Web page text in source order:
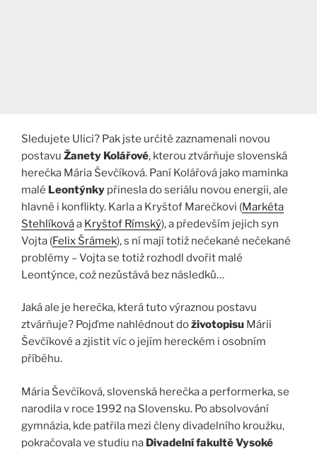
Sledujete Ulici? Pak jste určitě zaznamenali novou
postavu Žanety Kolářové, kterou ztvárňuje slovenská
herečka Mária Ševčíková. Paní Kolářová jako maminka
malé Leontýnky přinesla do seriálu novou energii, ale
hlavně i konflikty. Karla a Kryštof Marečkovi (Markéta
Stehlíkováa Kryštof Rímský), a především jejich syn
Vojta (Felix Šrámek), s ní mají totiž nečekané nečekané
problémy – Vojta se totiž rozhodl dvořit malé
Leontýnce, což nezůstává bez následků…
Jaká ale je herečka, která tuto výraznou postavu
ztvárňuje? Pojďme nahlédnout doživotopisu Márii
Ševčíkové a zjistit víc o jejím hereckém i osobním
příběhu.
Mária Ševčíková, slovenská herečka a performerka, se
narodila v roce 1992 na Slovensku. Po absolvování
gymnázia, kde patřila mezi členy divadelního kroužku,
pokračovala ve studiu na Divadelní fakultě Vysoké